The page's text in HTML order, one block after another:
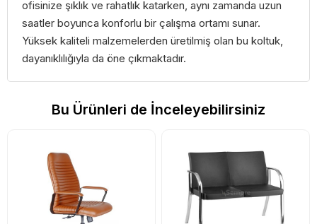
ofisinize şıklık ve rahatlık katarken, aynı zamanda uzun
saatler boyunca konforlu bir çalışma ortamı sunar.
Yüksek kaliteli malzemelerden üretilmiş olan bu koltuk,
dayanıklılığıyla da öne çıkmaktadır.
Bu Ürünleri de İnceleyebilirsiniz